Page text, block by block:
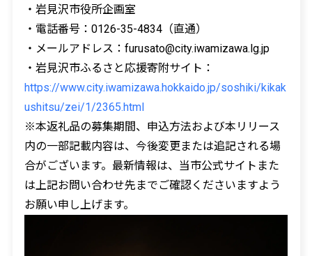
・岩見沢市役所企画室
・電話番号：0126-35-4834（直通）
・メールアドレス：furusato@city.iwamizawa.lg.jp
・岩見沢市ふるさと応援寄附サイト：
https://www.city.iwamizawa.hokkaido.jp/soshiki/kikak
ushitsu/zei/1/2365.html
※本返礼品の募集期間、申込方法および本リリース
内の一部記載内容は、今後変更または追記される場
合がございます。最新情報は、当市公式サイトまた
は上記お問い合わせ先までご確認くださいますよう
お願い申し上げます。